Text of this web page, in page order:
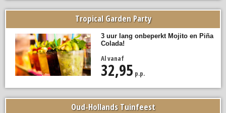
Tropical Garden Party
3 uur lang onbeperkt Mojito en Piña
Colada!
Al vanaf
32,95 p.p.
Oud-Hollands Tuinfeest